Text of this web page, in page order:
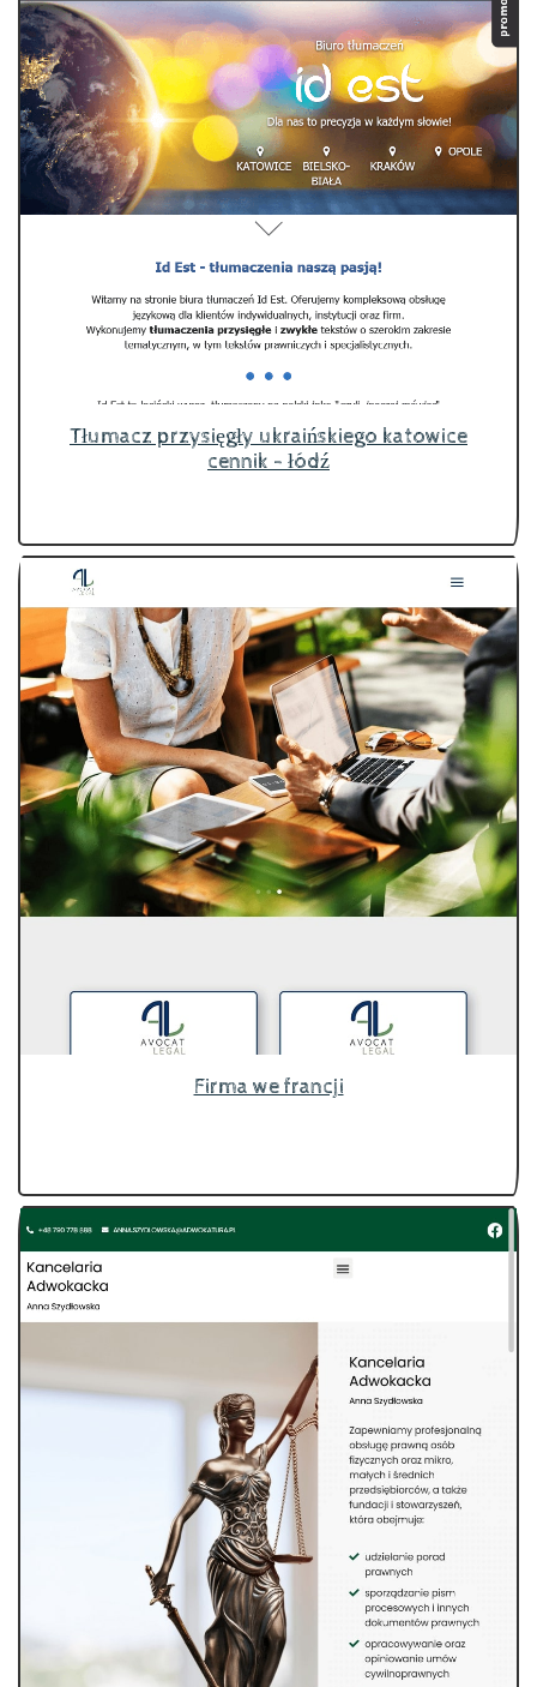
Tłumacz przysięgły ukraińskiego katowice
cennik - łódź
Firma we francji